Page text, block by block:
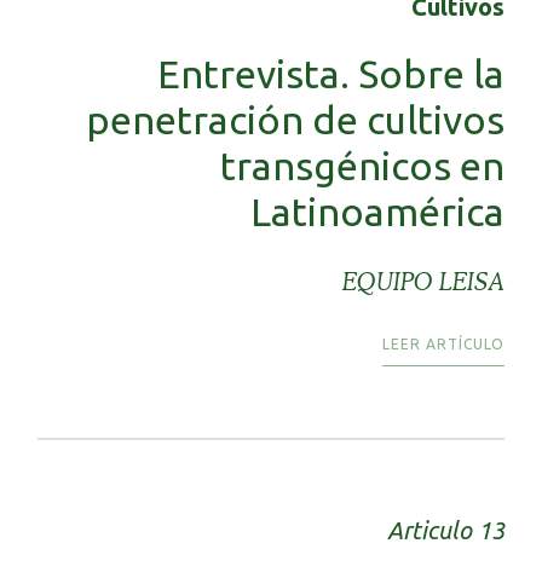
Cultivos
Entrevista. Sobre la
penetración de cultivos
transgénicos en
Latinoamérica
EQUIPO LEISA
LEER ARTÍCULO
Articulo 13